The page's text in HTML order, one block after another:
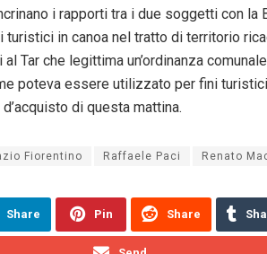
i rapporti tra i due soggetti con la
turistici in canoa nel tratto di territorio
Tar che legittima un’ordinanza
poteva essere utilizzato per fini
di questa mattina.
Fiorentino Raffaele Paci Renato
Share Pin Share